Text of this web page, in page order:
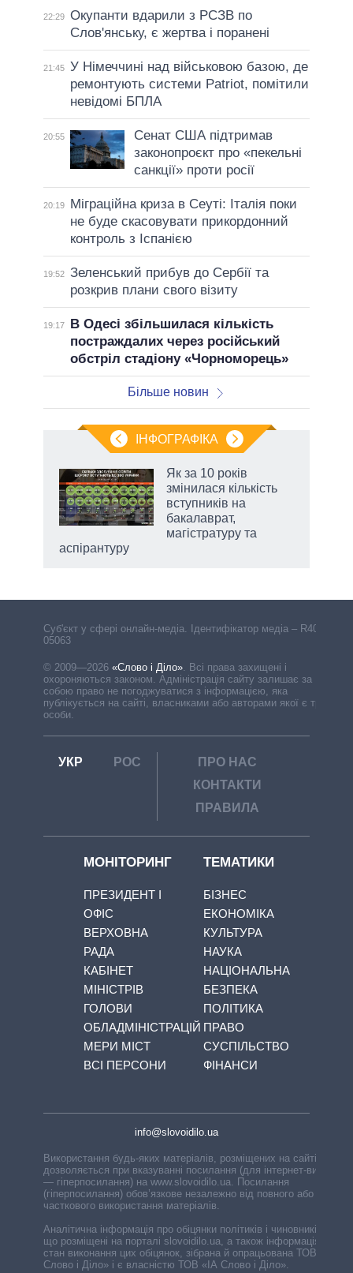
22:29 Окупанти вдарили з РСЗВ по
Слов'янську, є жертва і поранені
21:45 У Німеччині над військовою базою, де
ремонтують системи Patriot, помітили
невідомі БПЛА
20:55
Сенат США підтримав
законопроєкт про «пекельні
санкції» проти росії
20:19
Міграційна криза в Сеуті: Італія поки
не буде скасовувати прикордонний
контроль з Іспанією
19:52 Зеленський прибув до Сербії та
розкрив плани свого візиту
19:17
В Одесі збільшилася кількість
постраждалих через російський
обстріл стадіону «Чорноморець»
Більше новин
ІНФОГРАФІКА
Як за 10 років
змінилася кількість
вступників на
бакалаврат,
магістратуру та
аспірантуру
Cуб'єкт у сфері онлайн-медіа. Ідентифікатор медіа – R40-
05063
© 2009—2026 «Слово і Діло». Всі права захищені і
охороняються законом. Адміністрація сайту залишає за
собою право не погоджуватися з інформацією, яка
публікується на сайті, власниками або авторами якої є треті
особи.
УКР РОС
ПРО НАС
КОНТАКТИ
ПРАВИЛА
МОНІТОРИНГ
ПРЕЗИДЕНТ І
ОФІС
ВЕРХОВНА
РАДА
КАБІНЕТ
МІНІСТРІВ
ГОЛОВИ
ОБЛАДМІНІСТРАЦІЙ
МЕРИ МІСТ
ВСІ ПЕРСОНИ
ТЕМАТИКИ
БІЗНЕС
ЕКОНОМІКА
КУЛЬТУРА
НАУКА
НАЦІОНАЛЬНА
БЕЗПЕКА
ПОЛІТИКА
ПРАВО
СУСПІЛЬСТВО
ФІНАНСИ
info@slovoidilo.ua
Використання будь-яких матеріалів, розміщених на сайті,
дозволяється при вказуванні посилання (для інтернет-видань
— гіперпосилання) на www.slovoidilo.ua. Посилання
(гіперпосилання) обов’язкове незалежно від повного або
часткового використання матеріалів.
Аналітична інформація про обіцянки політиків і чиновників,
що розміщені на порталі slovoidilo.ua, а також інформація про
стан виконання цих обіцянок, зібрана й опрацьована ТОВ «ІА
Слово і Діло» і є власністю ТОВ «ІА Слово і Діло».